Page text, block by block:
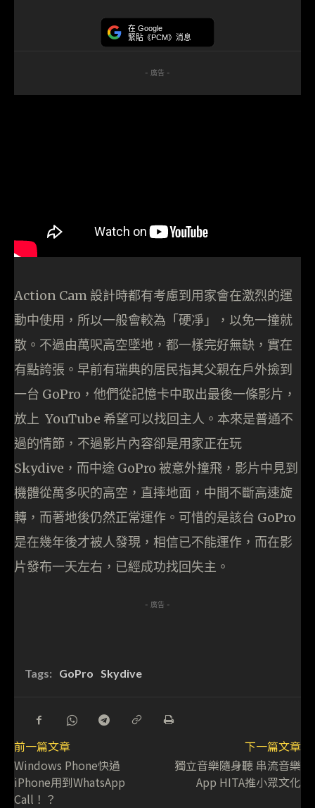
在 Google
緊貼《PCM》消息
- 廣告 -
Action Cam 設計時都有考慮到用家會在激烈的運
動中使用，所以一般會較為「硬凈」，以免一撞就
散。不過由萬呎高空墜地，都一樣完好無缺，實在
有點誇張。早前有瑞典的居民指其父親在戶外撿到
一台 GoPro，他們從記憶卡中取出最後一條影片，
放上 YouTube 希望可以找回主人。本來是普通不
過的情節，不過影片內容卻是用家正在玩
Skydive，而中途 GoPro 被意外撞飛，影片中見到
機體從萬多呎的高空，直摔地面，中間不斷高速旋
轉，而著地後仍然正常運作。可惜的是該台 GoPro
是在幾年後才被人發現，相信已不能運作，而在影
片發布一天左右，已經成功找回失主。
- 廣告 -
Tags: GoPro Skydive
前一篇文章
Windows Phone快過
iPhone用到WhatsApp
Call！？
下一篇文章
獨立音樂隨身聽 串流音樂
App HITA推小眾文化